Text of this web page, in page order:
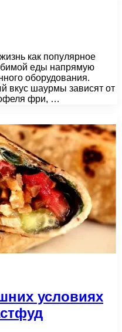
как популярное
еды напрямую
оборудования.
вкус шаурмы зависят от
фри, …
условиях